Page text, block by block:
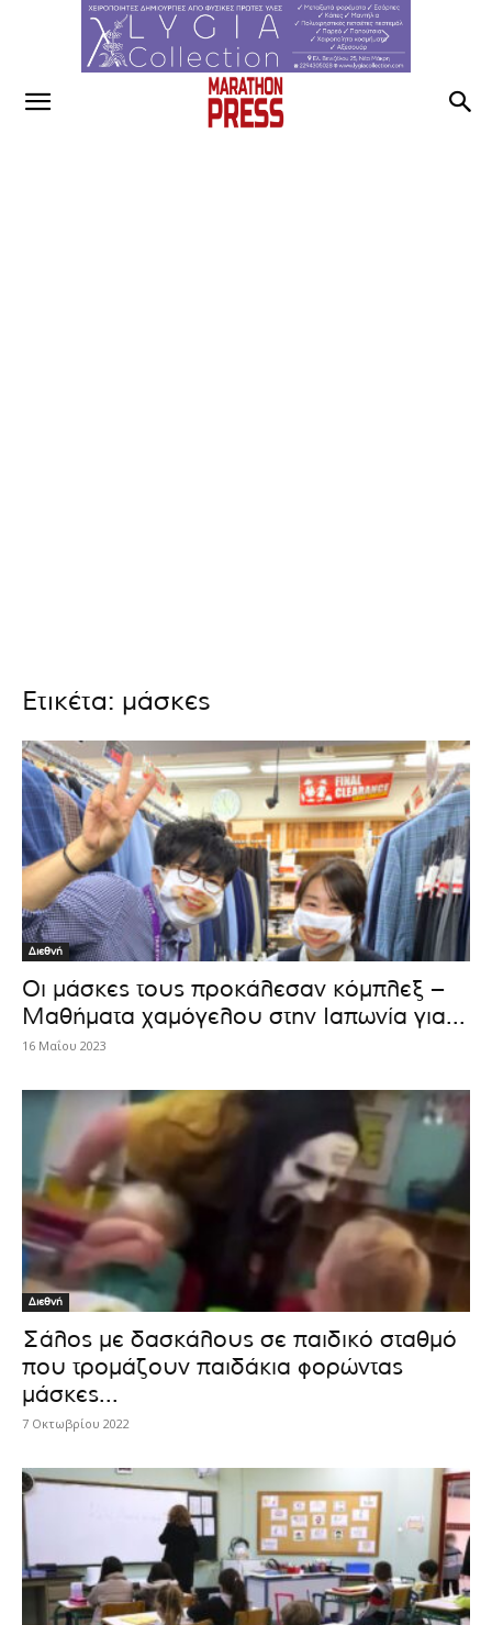
Ετικέτα: μάσκες
Διεθνή
Οι μάσκες τους προκάλεσαν κόμπλεξ –
Μαθήματα χαμόγελου στην Ιαπωνία για...
16 Μαΐου 2023
Διεθνή
Σάλος με δασκάλoυς σε παιδικό σταθμό
που τρομάζουν παιδάκια φορώντας
μάσκες...
7 Οκτωβρίου 2022